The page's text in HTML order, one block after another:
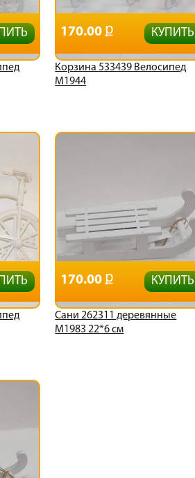
Корзина 533439 Велосипед
М1944
170.00 КУПИТЬ
Сани 262311 деревянные
М1983 22*6 см
170.00 КУПИТЬ